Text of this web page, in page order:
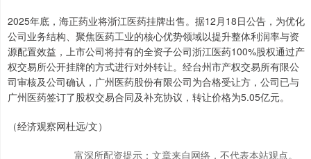
2025年底，海正药业将浙江医药挂牌出售。据12月18日公告，为优化
公司业务结构、聚焦医药工业的核心优势领域以提升整体利润率与资
源配置效益，上市公司将持有的全资子公司浙江医药100%股权通过产
权交易所公开挂牌的方式进行对外转让。经台州市产权交易所有限公
司审核及公司确认，广州医药股份有限公司为合格受让方，公司已与
广州医药签订了股权交易合同及补充协议，转让价格为5.05亿元。
（经济观察网杜远/文）
富深所配资提示：文章来自网络，不代表本站观点。